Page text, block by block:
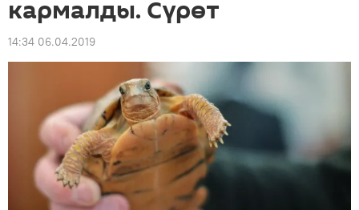
кармалды. Сүрөт
14:34 06.04.2019